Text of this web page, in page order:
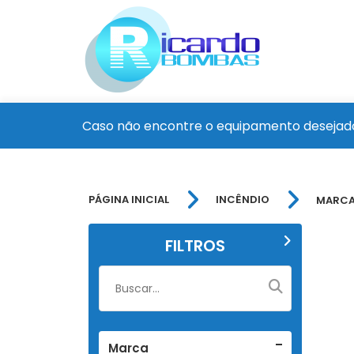
Caso não encontre o equipamento
PÁGINA INICIAL INCÊNDIO
FILTROS
Marca